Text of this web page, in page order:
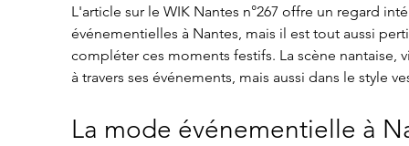
L'article sur le WIK Nantes n°267 offre un regard
événementielles à Nantes, mais il est tout aussi
compléter ces moments festifs. La scène
à travers ses événements, mais aussi dans le style
La mode événementielle à